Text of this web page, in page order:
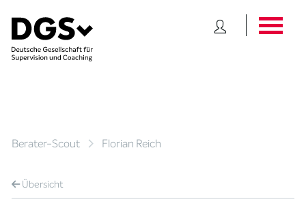
Berater-Scout Florian Reich
Übersicht